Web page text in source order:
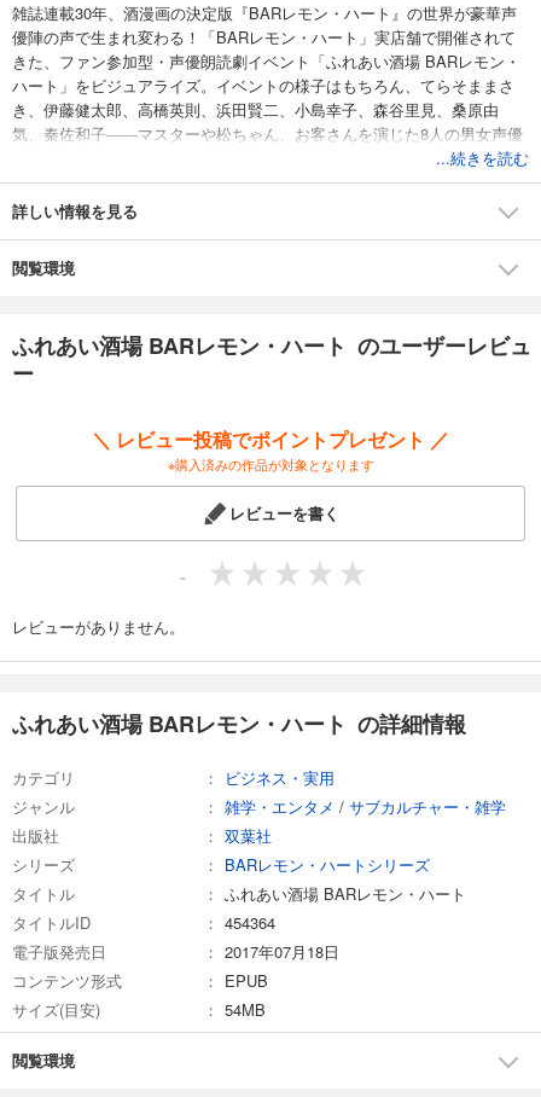
雑誌連載30年、酒漫画の決定版『BARレモン・ハート』の世界が豪華声
優陣の声で生まれ変わる！「BARレモン・ハート」実店舗で開催されて
きた、ファン参加型・声優朗読劇イベント「ふれあい酒場 BARレモン・
ハート」をビジュアライズ。イベントの様子はもちろん、てらそままさ
き、伊藤健太郎、高橋英則、浜田賢二、小島幸子、森谷里見、桑原由
気、秦佐和子――マスターや松ちゃん、お客さんを演じた8人の男女声優
によるオフショットや座談会もカラーで収録。楽しく酒の知識を得られ
る漫画の原作回と合わせて読めば、あなたもBARの世界にふれあいたく
なる――。
...続きを読む
詳しい情報を見る
閲覧環境
ふれあい酒場 BARレモン・ハート のユーザーレビュ
ー
＼ レビュー投稿でポイントプレゼント ／
※購入済みの作品が対象となります
レビューを書く
-
レビューがありません。
ふれあい酒場 BARレモン・ハート の詳細情報
カテゴリ
ビジネス・実用
ジャンル
雑学・エンタメ / サブカルチャー・雑学
出版社
双葉社
シリーズ
BARレモン・ハートシリーズ
タイトル
ふれあい酒場 BARレモン・ハート
タイトルID
454364
電子版発売日
2017年07月18日
コンテンツ形式
EPUB
サイズ(目安)
54MB
閲覧環境